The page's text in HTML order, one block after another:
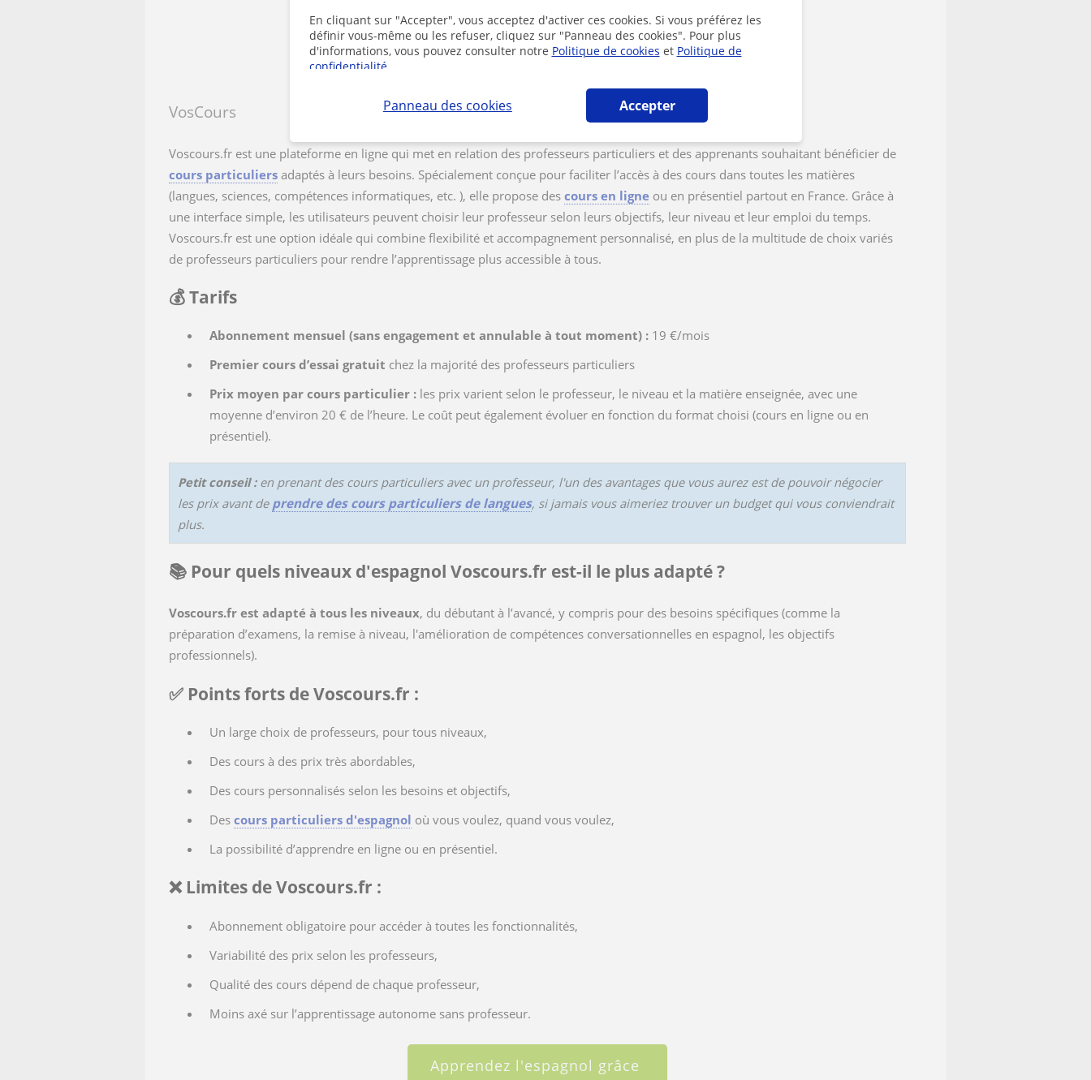
En cliquant sur "Accepter", vous acceptez d'activer ces cookies. Si vous préférez les
définir vous-même ou les refuser, cliquez sur "Panneau des cookies". Pour plus
d'informations, vous pouvez consulter notre Politique de cookies et Politique de
confidentialité.
Panneau des cookies Accepter
VosCours
Voscours.fr est une plateforme en ligne qui met en relation des professeurs particuliers et des apprenants souhaitant bénéficier de
cours particuliers adaptés à leurs besoins. Spécialement conçue pour faciliter l’accès à des cours dans toutes les matières
(langues, sciences, compétences informatiques, etc. ), elle propose des cours en ligne ou en présentiel partout en France. Grâce à
une interface simple, les utilisateurs peuvent choisir leur professeur selon leurs objectifs, leur niveau et leur emploi du temps.
Voscours.fr est une option idéale qui combine flexibilité et accompagnement personnalisé, en plus de la multitude de choix variés
de professeurs particuliers pour rendre l’apprentissage plus accessible à tous.
💰 Tarifs
Abonnement mensuel (sans engagement et annulable à tout moment) : 19 €/mois
Premier cours d’essai gratuit chez la majorité des professeurs particuliers
Prix moyen par cours particulier : les prix varient selon le professeur, le niveau et la matière enseignée, avec une
moyenne d’environ 20 € de l’heure. Le coût peut également évoluer en fonction du format choisi (cours en ligne ou en
présentiel).
Petit conseil :en prenant des cours particuliers avec un professeur, l'un des avantages que vous aurez est de pouvoir négocier
les prix avant de prendre des cours particuliers de langues, si jamais vous aimeriez trouver un budget qui vous conviendrait
plus.
📚 Pour quels niveaux d'espagnol Voscours.fr est-il le plus adapté ?
Voscours.fr est adapté à tous les niveaux, du débutant à l’avancé, y compris pour des besoins spécifiques (comme la
préparation d’examens, la remise à niveau, l'amélioration de compétences conversationnelles en espagnol, les objectifs
professionnels).
✅ Points forts de Voscours.fr :
Un large choix de professeurs, pour tous niveaux,
Des cours à des prix très abordables,
Des cours personnalisés selon les besoins et objectifs,
Des cours particuliers d'espagnol où vous voulez, quand vous voulez,
La possibilité d’apprendre en ligne ou en présentiel.
❌ Limites de Voscours.fr :
Abonnement obligatoire pour accéder à toutes les fonctionnalités,
Variabilité des prix selon les professeurs,
Qualité des cours dépend de chaque professeur,
Moins axé sur l’apprentissage autonome sans professeur.
Apprendez l'espagnol grâce